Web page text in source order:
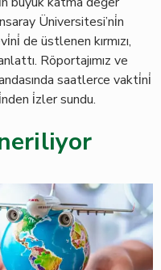
Üniversitesi’ni̇n
de üstlenen kırmızı,
Röportajımız ve
saatlerce vakti̇ni̇
i̇zler sundu.